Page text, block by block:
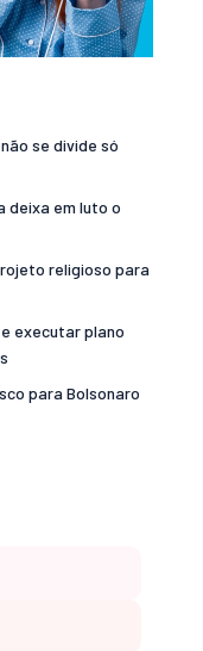
se divide só
deixa em luto o
religioso para
executar plano
para Bolsonaro